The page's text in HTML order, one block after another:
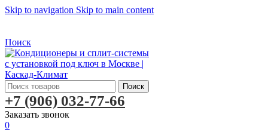
Skip to navigation Skip to main content
Поиск
Поиск
+7 (906) 032-77-66
Заказать звонок
0